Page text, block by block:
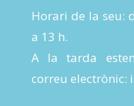
Horari de la seu:
a 13 h.
A la tarda
correu electrònic: